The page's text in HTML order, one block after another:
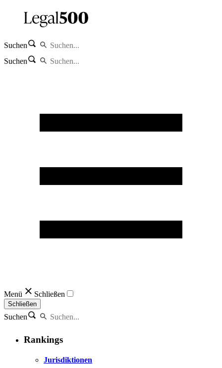
Suchen
Suchen
Menü Schließen
Schließen
Suchen
Rankings
Jurisdiktionen